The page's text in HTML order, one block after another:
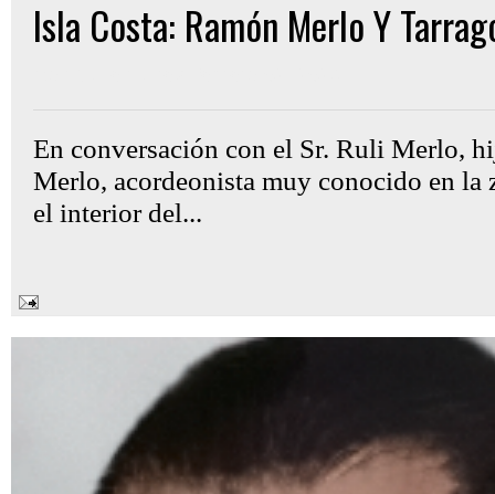
Isla Costa: Ramón Merlo Y
En conversación con el Sr. Ruli Merlo,
Merlo, acordeonista muy conocido en la
el interior del...